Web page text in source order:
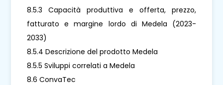
8.5.3 Capacità produttiva e offerta, prezzo,
fatturato e margine lordo di Medela (2023-
2033)
8.5.4 Descrizione del prodotto Medela
8.5.5 Sviluppi correlati a Medela
8.6 ConvaTec